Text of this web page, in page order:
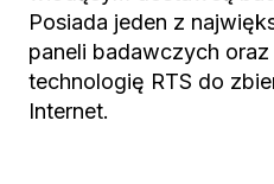
Posiada jeden z
paneli badawczych
technologię RTS do
Internet.